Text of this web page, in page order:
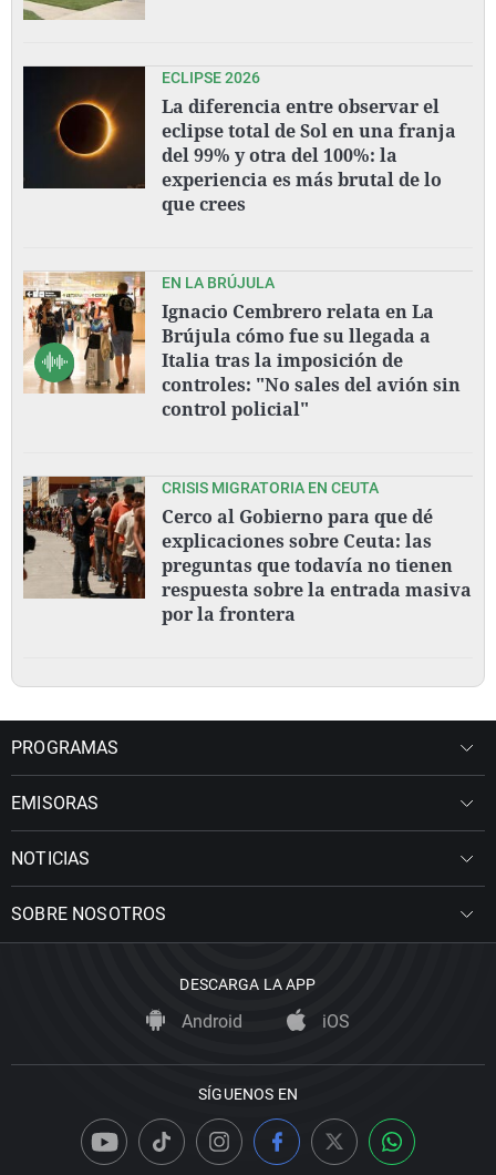
ECLIPSE 2026
La diferencia entre observar el
eclipse total de Sol en una franja
del 99% y otra del 100%: la
experiencia es más brutal de lo
que crees
EN LA BRÚJULA
Ignacio Cembrero relata en La
Brújula cómo fue su llegada a
Italia tras la imposición de
controles: "No sales del avión sin
control policial"
CRISIS MIGRATORIA EN CEUTA
Cerco al Gobierno para que dé
explicaciones sobre Ceuta: las
preguntas que todavía no tienen
respuesta sobre la entrada masiva
por la frontera
PROGRAMAS
EMISORAS
NOTICIAS
SOBRE NOSOTROS
DESCARGA LA APP
Android iOS
SÍGUENOS EN